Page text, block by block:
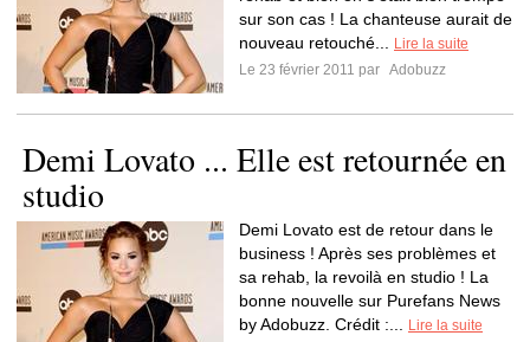
sur son cas ! La chanteuse aurait de
nouveau retouché...
Lire la suite
Le 23 février 2011 par Adobuzz
Demi Lovato ... Elle est retournée en
studio
Demi Lovato est de retour dans le
business ! Après ses problèmes et
sa rehab, la revoilà en studio ! La
bonne nouvelle sur Purefans News
by Adobuzz. Crédit :...
Lire la suite